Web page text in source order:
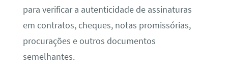
para verificar a autenticidade de assinaturas
em contratos, cheques, notas promissórias,
procurações e outros documentos
semelhantes.